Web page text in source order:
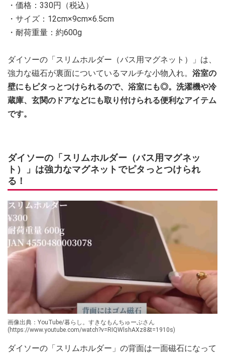
・価格：330円（税込）
・サイズ：12cm×9cm×6.5cm
・耐荷重量：約600g
ダイソーの「スリムホルダー（バス用マグネット）」は、
強力な磁石が裏面についているマルチな小物入れ。 浴室の
壁にもピタっとつけられるので、浴室にも◎。洗濯機や冷
蔵庫、玄関のドアなどにも取り付けられる便利なアイテム
です。
ダイソーの「スリムホルダー（バス用マグネッ
ト）」は強力なマグネットでピタっとつけられ
る！
画像出典：YouTube/暮らし。すきなもんちゅーぶさん
(https://www.youtube.com/watch?v=RIQWlshAXz8&t=1910s)
ダイソーの「スリムホルダー」の背面は一面磁石になって